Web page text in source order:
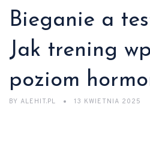
Bieganie a
Jak trening
poziom
BY ALEHIT.PL 13 KWIETNIA 2025